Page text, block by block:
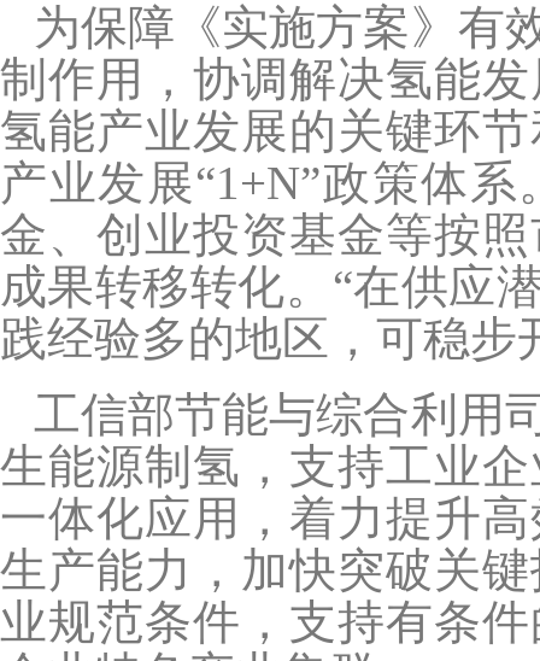
为保障《实施方案》有
制作用，协调解决氢能
氢能产业发展的关键环
产业发展“1+N”政策体
金、创业投资基金等按
成果转移转化。“在供应
践经验多的地区，可稳步
工信部节能与综合利用
生能源制氢，支持工业
一体化应用，着力提升
生产能力，加快突破关
业规范条件，支持有条